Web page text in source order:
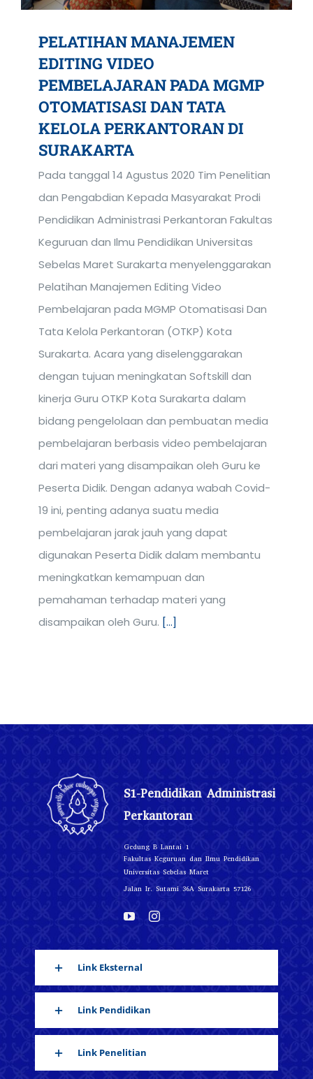
PELATIHAN MANAJEMEN
EDITING VIDEO
PEMBELAJARAN PADA MGMP
OTOMATISASI DAN TATA
KELOLA PERKANTORAN DI
SURAKARTA
Pada tanggal 14 Agustus 2020 Tim Penelitian
dan Pengabdian Kepada Masyarakat Prodi
Pendidikan Administrasi Perkantoran Fakultas
Keguruan dan Ilmu Pendidikan Universitas
Sebelas Maret Surakarta menyelenggarakan
Pelatihan Manajemen Editing Video
Pembelajaran pada MGMP Otomatisasi Dan
Tata Kelola Perkantoran (OTKP) Kota
Surakarta. Acara yang diselenggarakan
dengan tujuan meningkatan Softskill dan
kinerja Guru OTKP Kota Surakarta dalam
bidang pengelolaan dan pembuatan media
pembelajaran berbasis video pembelajaran
dari materi yang disampaikan oleh Guru ke
Peserta Didik. Dengan adanya wabah Covid-
19 ini, penting adanya suatu media
pembelajaran jarak jauh yang dapat
digunakan Peserta Didik dalam membantu
meningkatkan kemampuan dan
pemahaman terhadap materi yang
disampaikan oleh Guru. [...]
S1-Pendidikan Administrasi
Perkantoran
Gedung B Lantai 1
Fakultas Keguruan dan Ilmu Pendidikan
Universitas Sebelas Maret
Jalan Ir. Sutami 36A Surakarta 57126
Link Eksternal
Link Pendidikan
Link Penelitian